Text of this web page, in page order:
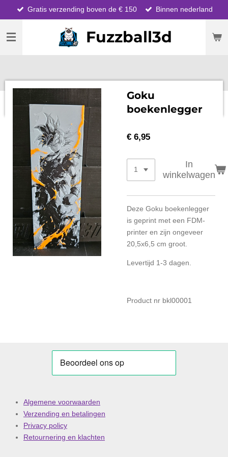
direct
naar
hoofdinhoud
Fuzzball3d
Gratis verzending boven de € 150 Binnen nederland
Goku
boekenlegger
€ 6,95
In
winkelwagen
Deze Goku boekenlegger
is geprint met een FDM-
printer en zijn ongeveer
20,5x6,5 cm groot.
Levertijd 1-3 dagen.
Product nr bkl00001
Algemene voorwaarden
Verzending en betalingen
Privacy policy
Retournering en klachten